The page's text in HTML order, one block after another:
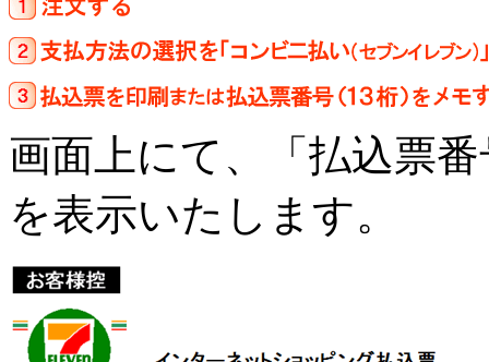
画面上にて、「払込票
を表示いたします。